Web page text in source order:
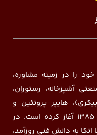
را در زمینه مشاوره،
آشپزخانه، رستوران،
هایپر پروتئین و
روستری (برشته‌کاری قهوه) از سال ۱۳۸۵ آغاز کرده است. در
به دانش فنی روزآمد،